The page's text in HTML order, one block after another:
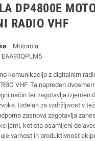
DP4800E
RADIO VHF
Motorola
EAA93QPLM5
komunikacijo z digitalnim
VHF. Ta napreden
način ter zagotavlja izjemen
Izdelan za vzdržljivost v
zasnova zagotavlja
kot sta osamljeni
varnost in produktivnost